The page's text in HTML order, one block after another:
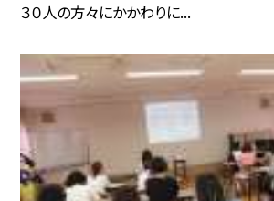
３０人の方々にかかわりに...